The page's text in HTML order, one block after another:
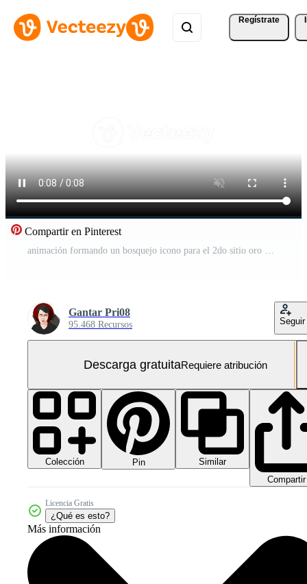
Regístrate
Compartir en Pinterest
animación formando un bosquejo icono para el 2do sitio oro medalla Vídeo Gratis
Gantar Pri08
95.468 Recursos Seguir
Descarga gratuitaRequiere atribución
Colección Pin
Similar
Compartir
Licencia Gratis
¿Qué es esto?
Más información